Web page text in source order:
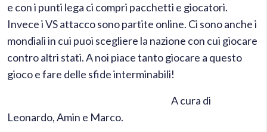
e con i punti lega ci compri pacchetti e giocatori.
Invece i VS attacco sono partite online. Ci sono anche i
mondiali in cui puoi scegliere la nazione con cui giocare
contro altri stati. A noi piace tanto giocare a questo
gioco e fare delle sfide interminabili!
A cura di
Leonardo, Amin e Marco.